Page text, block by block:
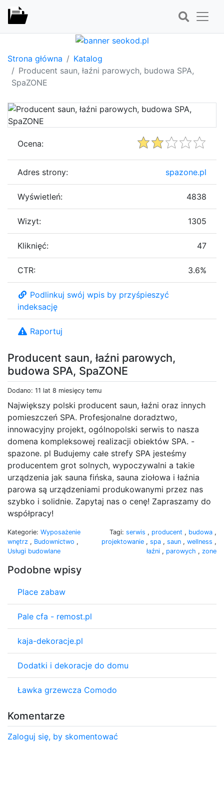
Strona główna
Katalog
Producent saun, łaźni parowych, budowa SPA,
SpaZONE
Producent saun, łaźni parowych,
budowa SPA, SpaZONE
Dodano: 11 lat 8 miesięcy temu
Największy polski producent saun, łaźni oraz innych
pomieszczeń SPA. Profesjonalne doradztwo,
innowacyjny projekt, ogólnopolski serwis to nasza
domena kompleksowej realizacji obiektów SPA. -
spazone. pl Budujemy całe strefy SPA jesteśmy
producentem grot solnych, wypoczywalni a takie
urządzenia jak sauna fińska, sauna ziołowa i łaźnia
parowa są urządzeniami produkowanymi przez nas
szybko i solidnie. Zapytaj nas o cenę! Zapraszamy do
współpracy!
Kategorie: Wyposażenie
wnętrz , Budownictwo ,
Usługi budowlane
Tagi: serwis , producent , budowa ,
projektowanie , spa , saun , wellness ,
łaźni , parowych , zone
Podobne wpisy
Place zabaw
Pale cfa - remost.pl
kaja-dekoracje.pl
Dodatki i dekoracje do domu
Ławka grzewcza Comodo
Komentarze
Zaloguj się, by skomentować
Ocena:
Adres strony: spazone.pl
Wyświetleń: 4838
Wizyt: 1305
Kliknięć: 47
CTR: 3.6%
Podlinkuj swój wpis by przyśpieszyć
indeksację
Raportuj